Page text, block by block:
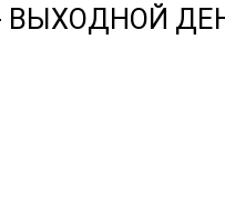
- ВЫХОДНОЙ